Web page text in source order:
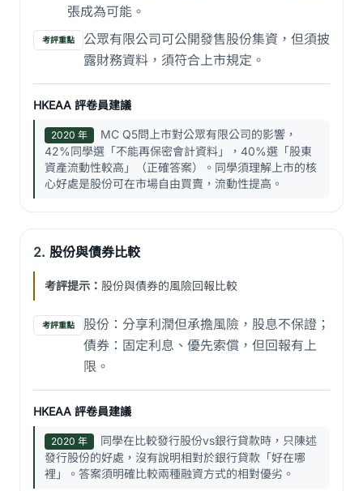
張成為可能。
考評重點
公眾有限公司可公開發售股份集資，但須披
露財務資料，須符合上市規定。
HKEAA 評卷員建議
2020 年
MC Q5問上市對公眾有限公司的影響，
42%同學選「不能再保密會計資料」，40%選「股東
資產流動性較高」（正確答案）。同學須理解上市的核
心好處是股份可在市場自由買賣，流動性提高。
2. 股份與債券比較
考評提示： 股份與債券的風險回報比較
考評重點
股份：分享利潤但承擔風險，股息不保證；
債券：固定利息、優先索償，但回報有上
限。
HKEAA 評卷員建議
2020 年
同學在比較發行股份vs銀行貸款時，只陳述
發行股份的好處，沒有說明相對於銀行貸款「好在哪
裡」。答案須明確比較兩種融資方式的相對優劣。